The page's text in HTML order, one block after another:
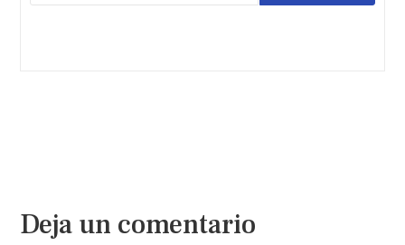
Deja un comentario